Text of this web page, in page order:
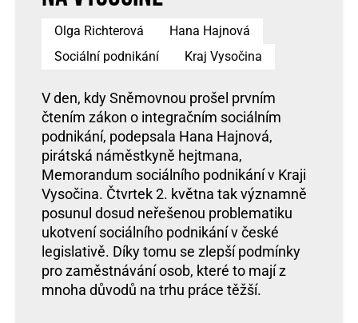
Olga Richterová
Hana Hajnová
Sociální podnikání
Kraj Vysočina
V den, kdy Sněmovnou prošel prvním
čtením zákon o integračním sociálním
podnikání, podepsala Hana Hajnová,
pirátská náměstkyně hejtmana,
Memorandum sociálního podnikání v Kraji
Vysočina. Čtvrtek 2. května tak významně
posunul dosud neřešenou problematiku
ukotvení sociálního podnikání v české
legislativě. Díky tomu se zlepší podmínky
pro zaměstnávání osob, které to mají z
mnoha důvodů na trhu práce těžší.